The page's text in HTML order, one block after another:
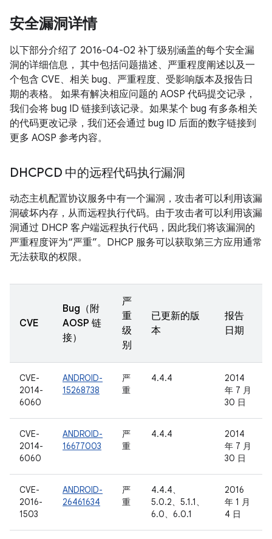
安全漏洞详情
以下部分介绍了 2016-04-02 补丁级别涵盖的每个安全漏
洞的详细信息， 其中包括问题描述、严重程度阐述以及一
个包含 CVE、相关 bug、严重程度、受影响版本及报告日
期的表格。 如果有解决相应问题的 AOSP 代码提交记录，
我们会将 bug ID 链接到该记录。如果某个 bug 有多条相关
的代码更改记录，我们还会通过 bug ID 后面的数字链接到
更多 AOSP 参考内容。
DHCPCD 中的远程代码执行漏洞
动态主机配置协议服务中有一个漏洞，攻击者可以利用该漏
洞破坏内存，从而远程执行代码。由于攻击者可以利用该漏
洞通过 DHCP 客户端远程执行代码，因此我们将该漏洞的
严重程度评为“严重”。DHCP 服务可以获取第三方应用通常
无法获取的权限。
CVE
Bug（附
AOSP 链
接）
严
重
级
别
已更新的版
本
报告
日期
CVE-
2014-
6060
ANDROID-
15268738
严
重
4.4.4
2014
年 7 月
30 日
CVE-
2014-
6060
ANDROID-
16677003
严
重
4.4.4
2014
年 7 月
30 日
CVE-
2016-
1503
ANDROID-
26461634
严
重
4.4.4、
5.0.2、5.1.1、
6.0、6.0.1
2016
年 1 月
4 日